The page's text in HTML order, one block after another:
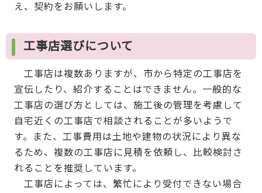
え、契約をお願いします。
工事店選びについて
工事店は複数ありますが、市から特定の工事店を
宣伝したり、紹介することはできません。一般的な
工事店の選び方としては、施工後の管理を考慮して
自宅近くの工事店で相談されることが多いようで
す。また、工事費用は土地や建物の状況により異な
るため、複数の工事店に見積を依頼し、比較検討さ
れることを推奨しています。
工事店によっては、繁忙により受付できない場合